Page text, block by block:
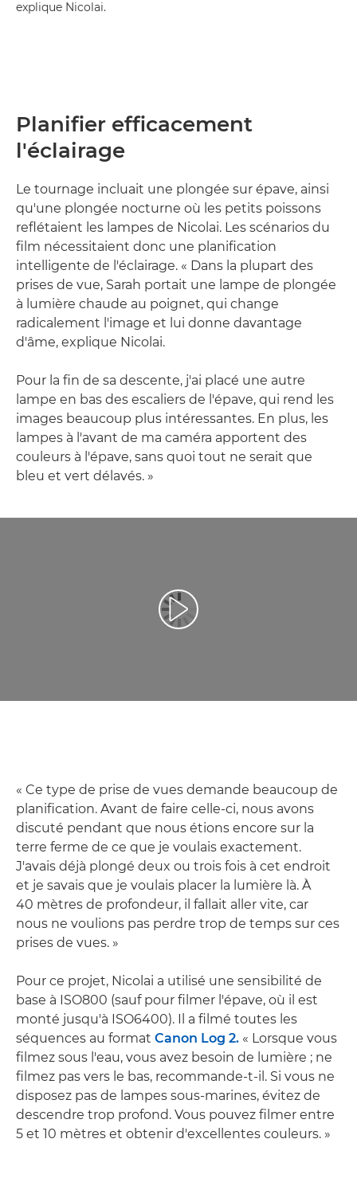
explique Nicolai.
Planifier efficacement
l'éclairage
Le tournage incluait une plongée sur épave, ainsi
qu'une plongée nocturne où les petits poissons
reflétaient les lampes de Nicolai. Les scénarios du
film nécessitaient donc une planification
intelligente de l'éclairage. « Dans la plupart des
prises de vue, Sarah portait une lampe de plongée
à lumière chaude au poignet, qui change
radicalement l'image et lui donne davantage
d'âme, explique Nicolai.
Pour la fin de sa descente, j'ai placé une autre
lampe en bas des escaliers de l'épave, qui rend les
images beaucoup plus intéressantes. En plus, les
lampes à l'avant de ma caméra apportent des
couleurs à l'épave, sans quoi tout ne serait que
bleu et vert délavés. »
Lancer la vidéo
« Ce type de prise de vues demande beaucoup de
planification. Avant de faire celle-ci, nous avons
discuté pendant que nous étions encore sur la
terre ferme de ce que je voulais exactement.
J'avais déjà plongé deux ou trois fois à cet endroit
et je savais que je voulais placer la lumière là. À
40 mètres de profondeur, il fallait aller vite, car
nous ne voulions pas perdre trop de temps sur ces
prises de vues. »
Pour ce projet, Nicolai a utilisé une sensibilité de
base à ISO800 (sauf pour filmer l'épave, où il est
monté jusqu'à ISO6400). Il a filmé toutes les
séquences au format Canon Log 2. « Lorsque vous
filmez sous l'eau, vous avez besoin de lumière ; ne
filmez pas vers le bas, recommande-t-il. Si vous ne
disposez pas de lampes sous-marines, évitez de
descendre trop profond. Vous pouvez filmer entre
5 et 10 mètres et obtenir d'excellentes couleurs. »